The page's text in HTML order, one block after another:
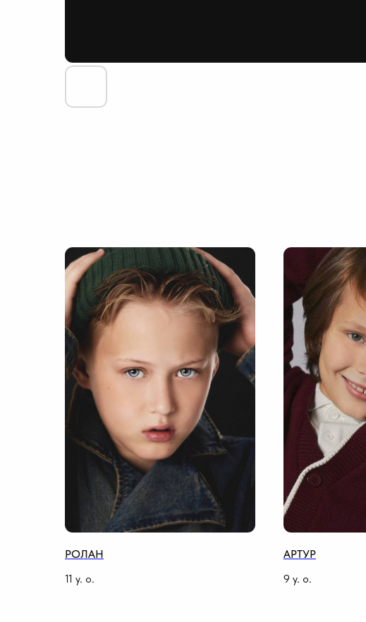
РОЛАН
11 y. o.
АРТУР
9 y. o.